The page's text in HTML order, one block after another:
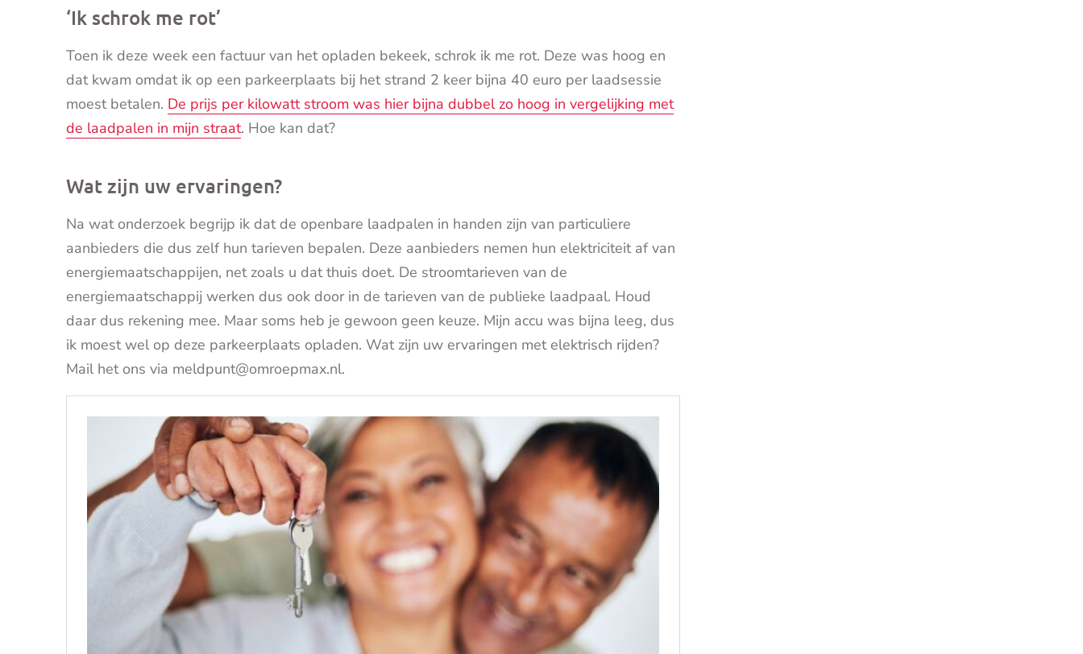
‘Ik schrok me rot’
Toen ik deze week een factuur van het opladen bekeek, schrok ik me rot. Deze was hoog en
dat kwam omdat ik op een parkeerplaats bij het strand 2 keer bijna 40 euro per laadsessie
moest betalen. De prijs per kilowatt stroom was hier bijna dubbel zo hoog in vergelijking met
de laadpalen in mijn straat. Hoe kan dat?
Wat zijn uw ervaringen?
Na wat onderzoek begrijp ik dat de openbare laadpalen in handen zijn van particuliere
aanbieders die dus zelf hun tarieven bepalen. Deze aanbieders nemen hun elektriciteit af van
energiemaatschappijen, net zoals u dat thuis doet. De stroomtarieven van de
energiemaatschappij werken dus ook door in de tarieven van de publieke laadpaal. Houd
daar dus rekening mee. Maar soms heb je gewoon geen keuze. Mijn accu was bijna leeg, dus
ik moest wel op deze parkeerplaats opladen. Wat zijn uw ervaringen met elektrisch rijden?
Mail het ons via meldpunt@omroepmax.nl.